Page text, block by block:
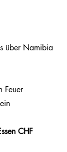
über Namibia
Feuer
CHF